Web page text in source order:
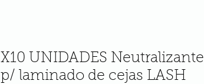
X10 UNIDADES Neutralizante
p/ laminado de cejas LASH